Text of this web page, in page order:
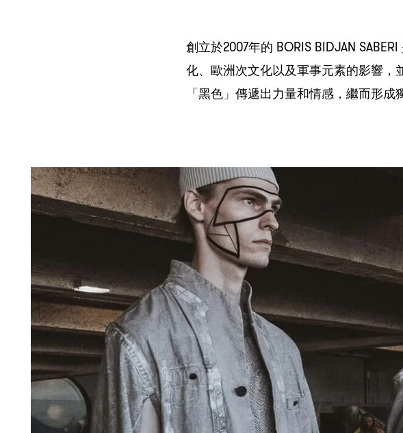
創立於2007年的 BORIS BIDJAN SABERI
化、歐洲次文化以及軍事元素的影響 ，
「黑色」傳遞出力量和情感 ， 繼而形成